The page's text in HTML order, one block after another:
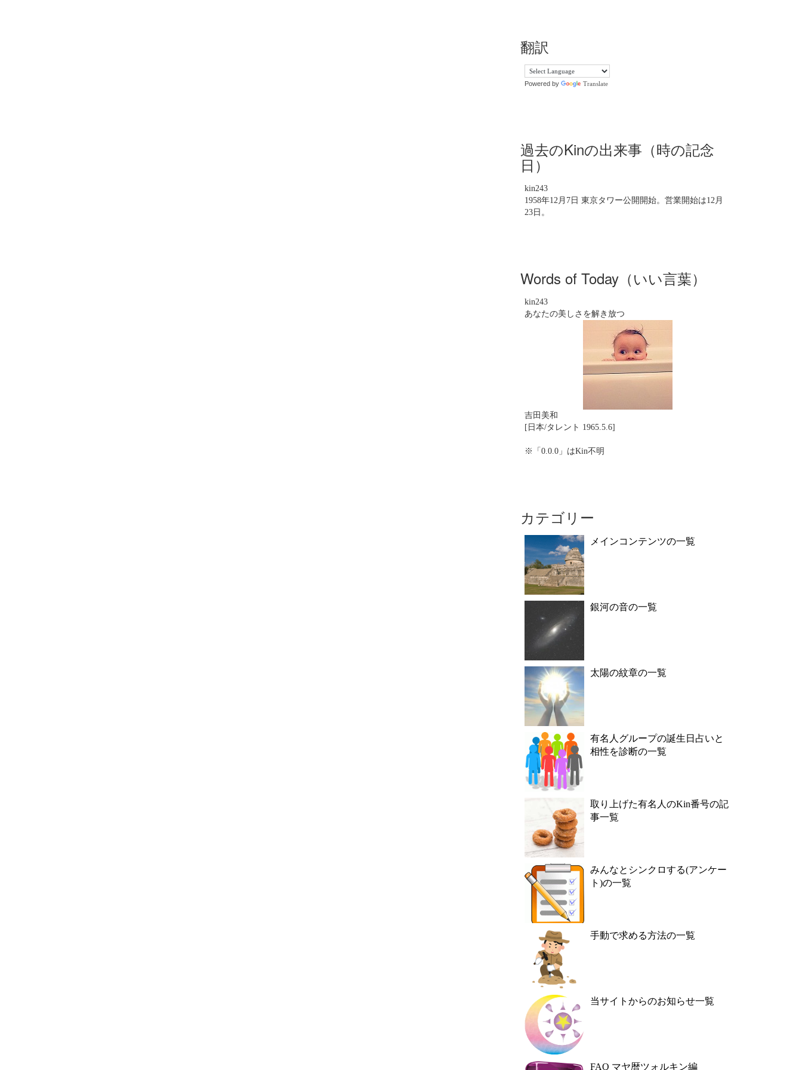
翻訳
Powered by Translate
過去のKinの出来事（時の記念
日）
kin243
1958年12月7日 東京タワー公開開始。営業開始は12月
23日。
Words of Today（いい言葉）
kin243
あなたの美しさを解き放つ
吉田美和
[日本/タレント 1965.5.6]
※「0.0.0」はKin不明
カテゴリー
メインコンテンツの一覧
銀河の音の一覧
太陽の紋章の一覧
有名人グループの誕生日占いと
相性を診断の一覧
取り上げた有名人のKin番号の記
事一覧
みんなとシンクロする(アンケー
ト)の一覧
手動で求める方法の一覧
当サイトからのお知らせ一覧
FAQ マヤ暦ツォルキン編